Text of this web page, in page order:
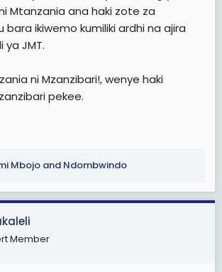
ni tofauti kabisa kwa Mtanzania wa Bara
ardhi Zanzibar. Kisheria, mtu asiye
kumiliki ardhi kwa 100%.
Mtanzania ana haki zote za
bara ikiwemo kumiliki ardhi na ajira
ya JMT.
ni Mzanzibari!, wenye haki
pekee.
Mbojo and Ndombwindo
Member